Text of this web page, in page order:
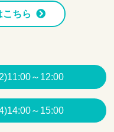
ちら
～12:00
～15:00